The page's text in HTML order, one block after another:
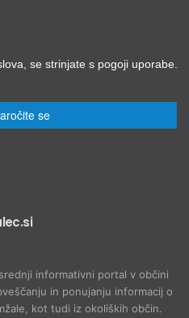
se strinjate s pogoji uporabe.
se
informativni portal v občini
in ponujanju informacij o
kot tudi iz okoliških občin.